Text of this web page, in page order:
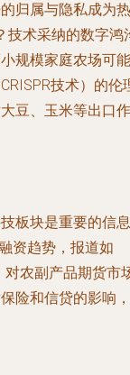
归属与隐私成为热
技术采纳的数字鸿
规模家庭农场可能
技术）的伦
豆、玉米等出口作
板块是重要的信息
资趋势，报道如
对农副产品期货市
险和信贷的影响，